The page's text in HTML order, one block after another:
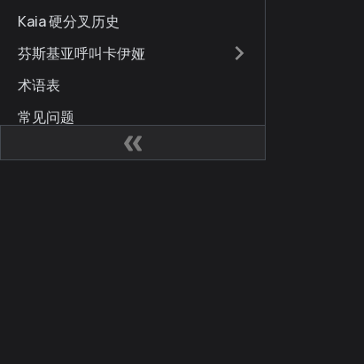
Kaia 硬分叉历史
芬斯基亚呼叫卡伊娅
术语表
常见问题